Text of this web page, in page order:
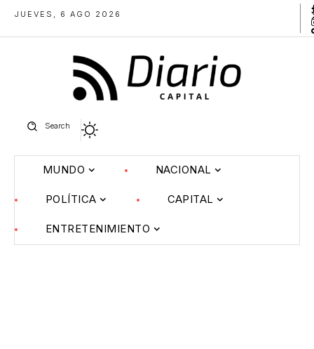
JUEVES, 6 AGO 2026
Search
MUNDO NACIONAL
POLÍTICA CAPITAL
ENTRETENIMIENTO